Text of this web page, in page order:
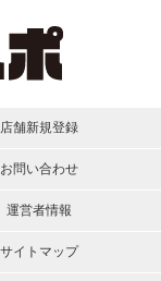
店舗新規登録
お問い合わせ
運営者情報
サイトマップ